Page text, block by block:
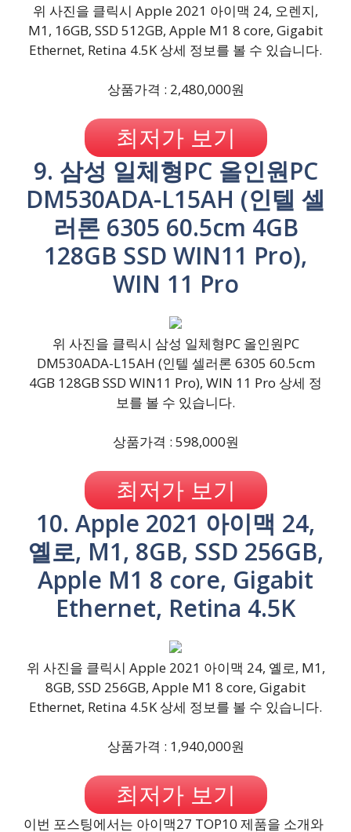
위 사진을 클릭시 Apple 2021 아이맥 24, 오렌지,
M1, 16GB, SSD 512GB, Apple M1 8 core, Gigabit
Ethernet, Retina 4.5K 상세 정보를 볼 수 있습니다.
상품가격 : 2,480,000원
최저가 보기
9. 삼성 일체형PC 올인원PC
DM530ADA-L15AH (인텔 셀
러론 6305 60.5cm 4GB
128GB SSD WIN11 Pro),
WIN 11 Pro
위 사진을 클릭시 삼성 일체형PC 올인원PC
DM530ADA-L15AH (인텔 셀러론 6305 60.5cm
4GB 128GB SSD WIN11 Pro), WIN 11 Pro 상세 정
보를 볼 수 있습니다.
상품가격 : 598,000원
최저가 보기
10. Apple 2021 아이맥 24,
옐로, M1, 8GB, SSD 256GB,
Apple M1 8 core, Gigabit
Ethernet, Retina 4.5K
위 사진을 클릭시 Apple 2021 아이맥 24, 옐로, M1,
8GB, SSD 256GB, Apple M1 8 core, Gigabit
Ethernet, Retina 4.5K 상세 정보를 볼 수 있습니다.
상품가격 : 1,940,000원
최저가 보기
이번 포스팅에서는 아이맥27 TOP10 제품을 소개와